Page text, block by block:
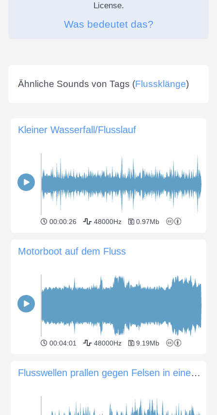
License.
Was bedeutet das?
Ähnliche Sounds von Tags (Flussklänge)
Kleiner Wasserfall/Flusslauf
00:00:26 48000Hz 0.97Mb
Motorboot auf dem Fluss
00:04:01 48000Hz 9.19Mb
Flusswellen prallen gegen Felsen in einem Industriehafen